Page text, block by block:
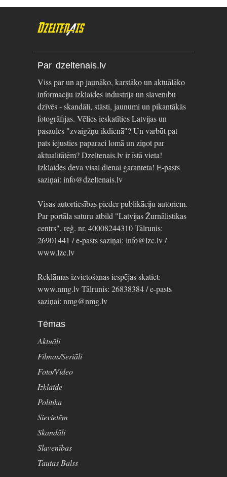
Par dzeltenais.lv
Viss par un ap jaunāko, karstāko un aktuālāko
informāciju izklaides industrijā un slavenību
dzīvēs - skandāli, stāsti, jaunumi un pikantākās
fotogrāfijas. Vēlies ieskatīties Latvijas un
pasaules "zvaigžņu ikdienā"? Un varbūt pat
pats iejusties paparaci lomā un ziņot par
aktualitātēm? Dzeltenais.lv ir īstā vieta!
Izklaides deva visai dienai garantēta! E-pasts
saziņai: info@dzeltenais.lv
Visas autortiesības pieder publikāciju autoriem.
Par portāla saturu atbild "Latvijas Žurnālistikas
centrs", reģ. nr. 40008244310 Tālrunis:
26901441 / e-pasts saziņai: info@lzc.lv /
www.lzc.lv
Reklāmas izvietošanas iespējas skatiet:
www.nmg.lv Tālrunis: 26838384 / e-pasts
saziņai: nmg@nmg.lv
Tēmas
Aktuāli
Filmas/Seriāli
Foto/Video
Izklaide
Politika
Sievietēm
Skandāli
Slavenības
Tautas Balss